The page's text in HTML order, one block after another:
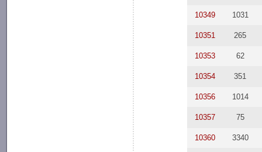
10349 1031
10351 265
10353 62
10354 351
10356 1014
10357 75
10360 3340